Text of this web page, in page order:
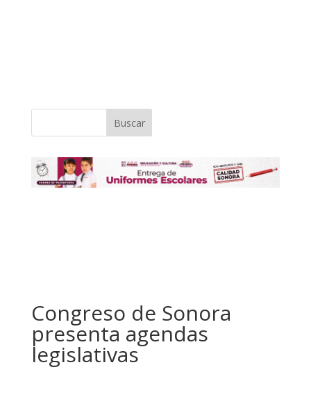
Buscar
Congreso de Sonora
presenta agendas
legislativas